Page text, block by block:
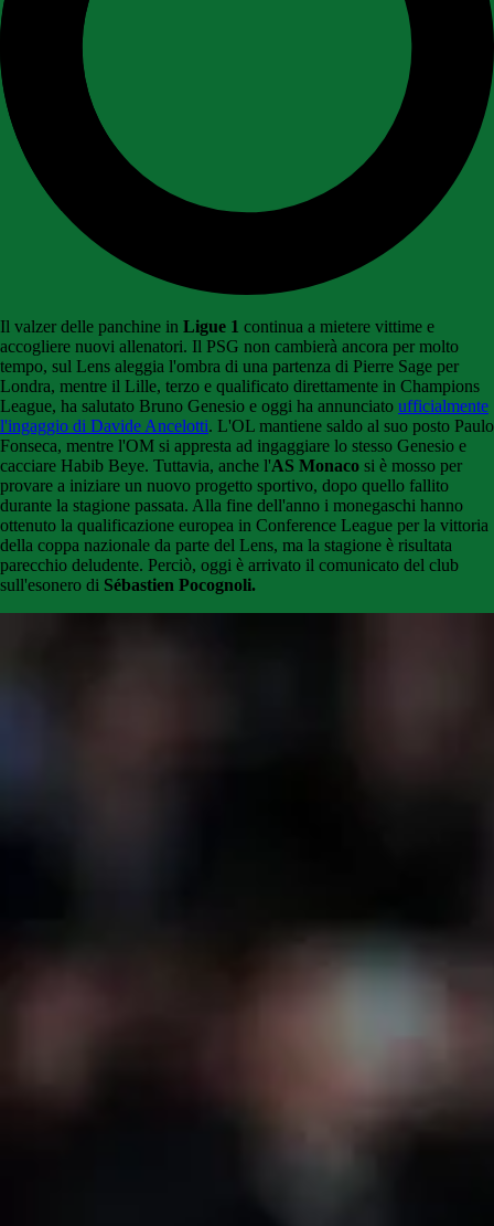
Il valzer delle panchine in Ligue 1 continua a mietere vittime e
accogliere nuovi allenatori. Il PSG non cambierà ancora per molto
tempo, sul Lens aleggia l'ombra di una partenza di Pierre Sage per
Londra, mentre il Lille, terzo e qualificato direttamente in Champions
League, ha salutato Bruno Genesio e oggi ha annunciato ufficialmente
l'ingaggio di Davide Ancelotti. L'OL mantiene saldo al suo posto Paulo
Fonseca, mentre l'OM si appresta ad ingaggiare lo stesso Genesio e
cacciare Habib Beye. Tuttavia, anche l'AS Monaco si è mosso per
provare a iniziare un nuovo progetto sportivo, dopo quello fallito
durante la stagione passata. Alla fine dell'anno i monegaschi hanno
ottenuto la qualificazione europea in Conference League per la vittoria
della coppa nazionale da parte del Lens, ma la stagione è risultata
parecchio deludente. Perciò, oggi è arrivato il comunicato del club
sull'esonero di Sébastien Pocognoli.